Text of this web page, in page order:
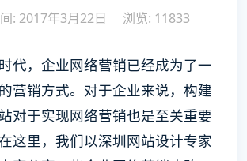
: 2017年3月22日 浏览: 11833
代，企业网络营销已经成为了一
营销方式。对于企业来说，构建
对于实现网络营销也是至关重要
这里，我们以深圳网站设计专家